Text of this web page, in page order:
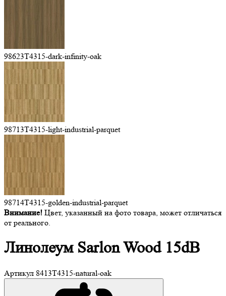
98623T4315-dark-infinity-oak
98713T4315-light-industrial-parquet
98714T4315-golden-industrial-parquet
Внимание! Цвет, указанный на фото товара, может отличаться
от реального.
Линолеум SarlonWood 15dB
Артикул 8413T4315-natural-oak